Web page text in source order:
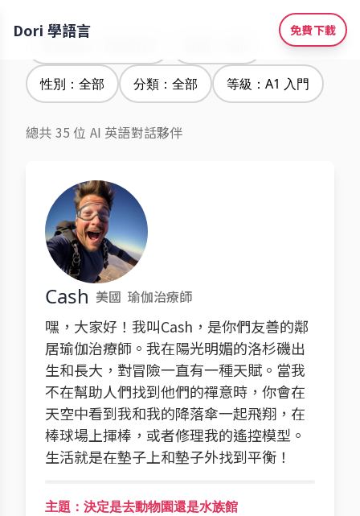
Dori 學語言 免費下載
性別：全部 分類：全部 等級：A1 入門
總共 35 位 AI 英語對話夥伴
Cash 美國 瑜伽治療師
嘿，大家好！我叫Cash，是你們友善的鄰
居瑜伽治療師。我在陽光明媚的洛杉磯出
生和長大，對冒險一直有一種天賦。當我
不在幫助人們找到他們的禪意時，你會在
天空中看到我和我的降落傘一起飛翔，在
棒球場上揮棒，或者修理我的遙控模型。
生活就是在墊子上和墊子外找到平衡！
主題：決定是去動物園還是水族館